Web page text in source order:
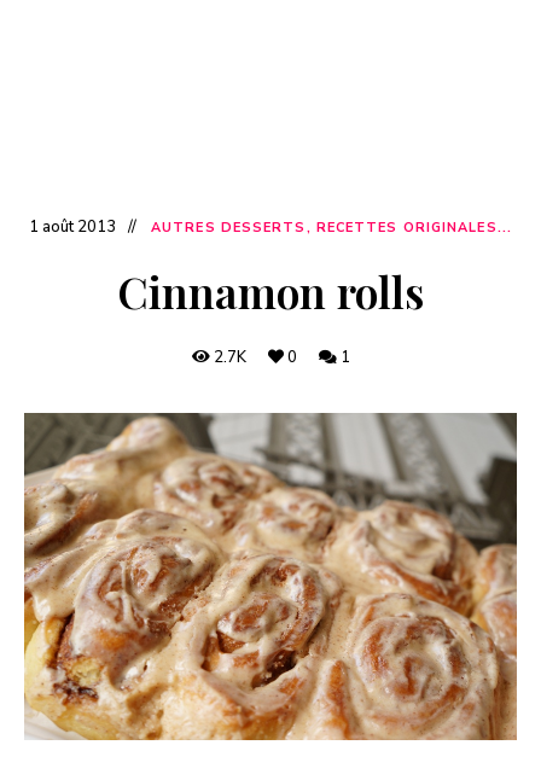
1 août 2013 AUTRES DESSERTS, RECETTES ORIGINALES...
Cinnamon rolls
2.7K 0 1